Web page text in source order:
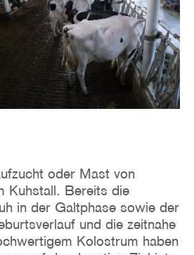
oder Mast von
Kuhstall. Bereits die
in der Galtphase sowie der
und die zeitnahe
Kolostrum haben